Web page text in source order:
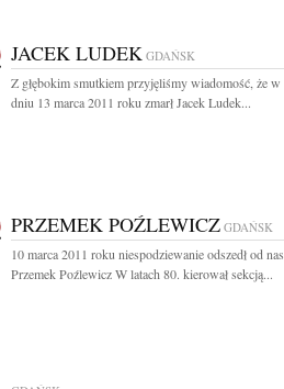
JACEK LUDEK GDAŃSK
Z głębokim smutkiem przyjęliśmy wiadomość, że w
dniu 13 marca 2011 roku zmarł Jacek Ludek...
PRZEMEK POŹLEWICZ GDAŃSK
10 marca 2011 roku niespodziewanie odszedł od nas
Przemek Poźlewicz W latach 80. kierował sekcją...